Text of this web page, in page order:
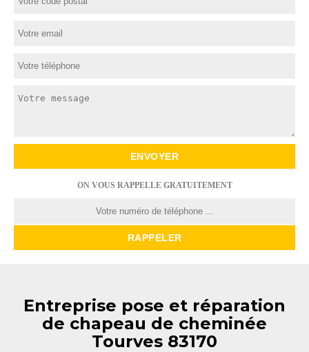
ON VOUS RAPPELLE GRATUITEMENT
Entreprise pose et réparation
de chapeau de cheminée
Tourves 83170